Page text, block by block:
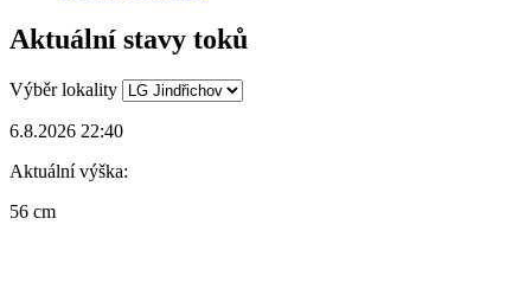
Aktuální stavy toků
Výběr lokality
6.8.2026 22:40
Aktuální výška:
56 cm